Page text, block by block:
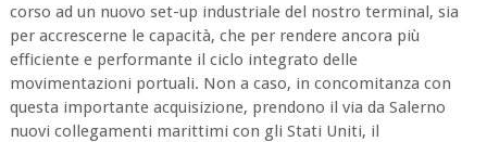
corso ad un nuovo set-up industriale del nostro terminal, sia
per accrescerne le capacità, che per rendere ancora più
efficiente e performante il ciclo integrato delle
movimentazioni portuali. Non a caso, in concomitanza con
questa importante acquisizione, prendono il via da Salerno
nuovi collegamenti marittimi con gli Stati Uniti, il